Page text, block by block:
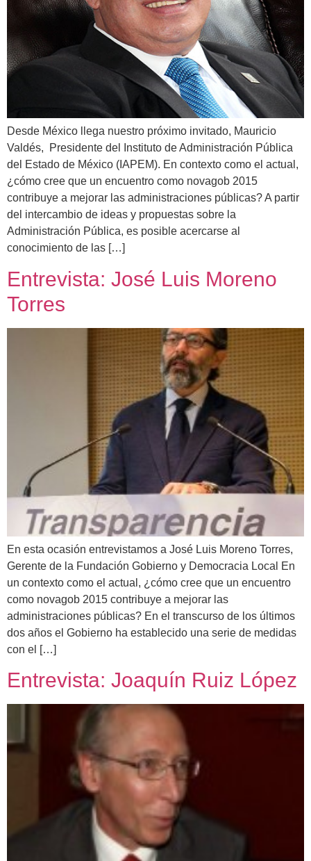
Desde México llega nuestro próximo invitado, Mauricio
Valdés, Presidente del Instituto de Administración Pública
del Estado de México (IAPEM). En contexto como el actual,
¿cómo cree que un encuentro como novagob 2015
contribuye a mejorar las administraciones públicas? A partir
del intercambio de ideas y propuestas sobre la
Administración Pública, es posible acercarse al
conocimiento de las […]
Entrevista: José Luis Moreno
Torres
En esta ocasión entrevistamos a José Luis Moreno Torres,
Gerente de la Fundación Gobierno y Democracia Local En
un contexto como el actual, ¿cómo cree que un encuentro
como novagob 2015 contribuye a mejorar las
administraciones públicas? En el transcurso de los últimos
dos años el Gobierno ha establecido una serie de medidas
con el […]
Entrevista: Joaquín Ruiz López